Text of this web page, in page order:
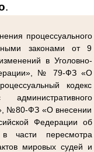
.
процессуального
законами от 9
в Уголовно-
№ 79-ФЗ «О
кодекс
№80-ФЗ «О внесении
Федерации об
в части пересмотра
мировых судей и